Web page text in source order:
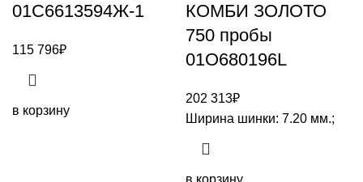
01С6613594Ж-1
115 796₽
в корзину
КОМБИ ЗОЛОТО
750 пробы
01О680196L
202 313₽
Ширина шинки: 7.20 мм.;